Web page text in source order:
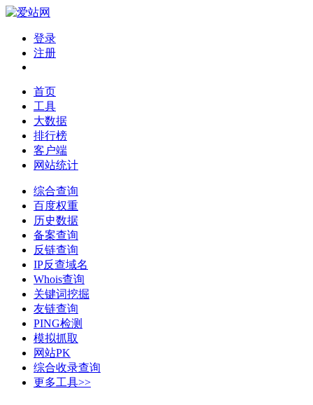
登录
注册
首页
工具
大数据
排行榜
客户端
网站统计
综合查询
百度权重
历史数据
备案查询
反链查询
IP反查域名
Whois查询
关键词挖掘
友链查询
PING检测
模拟抓取
网站PK
综合收录查询
更多工具>>